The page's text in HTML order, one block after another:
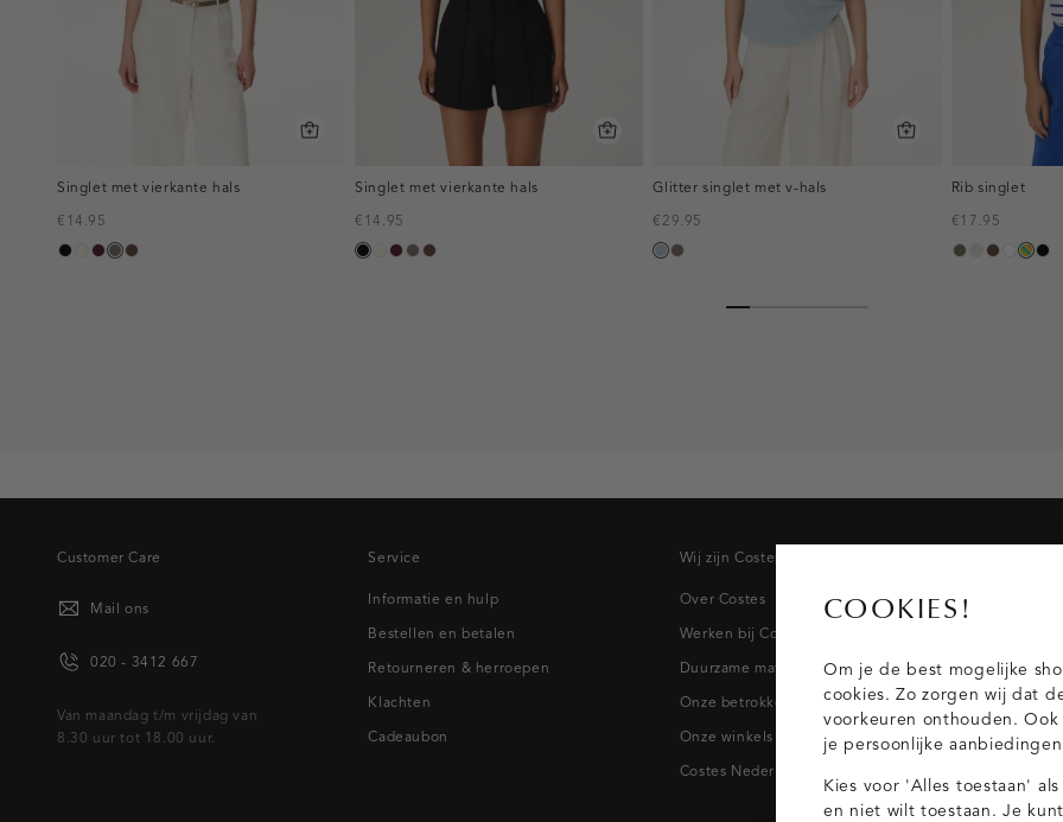
Singlet met vierkante hals
€14.95
zwart
wit,pruim,
taupedonkerbruin
Singlet met vierkante hals
€14.95
zwart
wit,pruim,
taupedonkerbruin
Glitter singlet met v-hals
€29.95
blauw,
taupe
Rib singlet
€17.95
groen,
kit wit
Customer Care
Mail ons
020 - 3412 667
Van maandag t/m vrijdag van
8.30 uur tot 18.00 uur.
Service
Informatie en hulp
Bestellen en betalen
Retourneren & herroepen
Klachten
Cadeaubon
Wij zijn Costes
Over Costes
Werken bij Costes
Duurzame materialen
Onze betrokkenheid
Onze winkels
Costes Nederland
Blazers &
Blouses
Tops
COOKIES!
Om je de best mogelijke
cookies. Zo zorgen wij dat
voorkeuren onthouden.
je persoonlijke
Kies voor 'Alles toestaan'
en niet wilt toestaan. Je